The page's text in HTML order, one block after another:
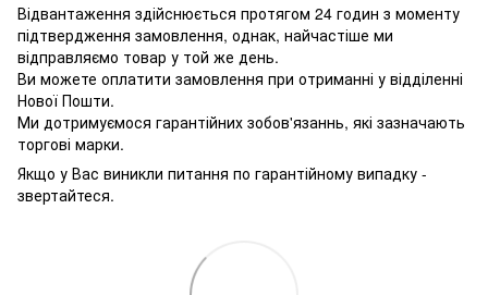
Відвантаження здійснюється протягом 24 годин з моменту
підтвердження замовлення, однак, найчастіше ми
відправляємо товар у той же день.
Ви можете оплатити замовлення при отриманні у відділенні
Нової Пошти.
Ми дотримуємося гарантійних зобов'язаннь, які зазначають
торгові марки.
Якщо у Вас виникли питання по гарантійному випадку -
звертайтеся.